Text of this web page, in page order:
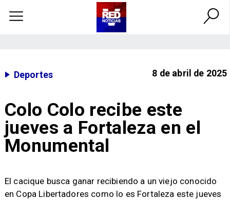
Deportes 8 de abril de 2025
Colo Colo recibe este
jueves a Fortaleza en el
Monumental
​El cacique busca ganar recibiendo a un viejo conocido
en Copa Libertadores como lo es Fortaleza este jueves